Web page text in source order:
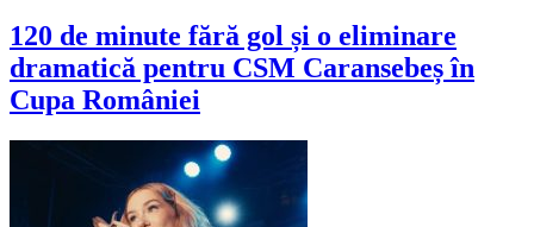
120 de minute fără gol și o eliminare
dramatică pentru CSM Caransebeș în
Cupa României